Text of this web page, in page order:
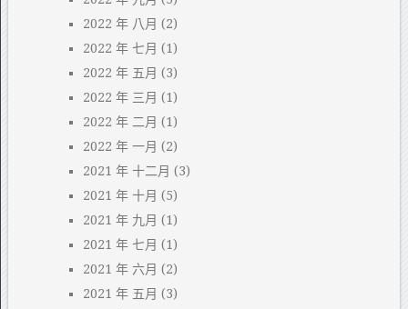
2022 年 八月 (2)
2022 年 七月 (1)
2022 年 五月 (3)
2022 年 三月 (1)
2022 年 二月 (1)
2022 年 一月 (2)
2021 年 十二月 (3)
2021 年 十月 (5)
2021 年 九月 (1)
2021 年 七月 (1)
2021 年 六月 (2)
2021 年 五月 (3)